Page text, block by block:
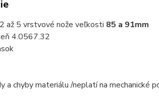
až 5 vrstvové nože veľkosti 85 a 91mm
4.0567.32
a chyby materiálu /neplatí na mechanické